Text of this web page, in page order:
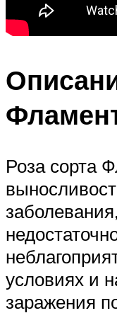
Роза сорта
условиях и
заражения